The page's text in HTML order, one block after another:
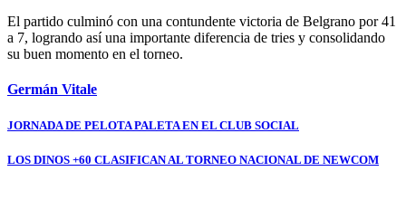
El partido culminó con una contundente victoria de Belgrano por 41
a 7, logrando así una importante diferencia de tries y consolidando
su buen momento en el torneo.
Germán Vitale
Navegación
de
JORNADA DE PELOTA PALETA EN EL CLUB SOCIAL
LOS DINOS +60 CLASIFICAN AL TORNEO NACIONAL DE NEWCOM